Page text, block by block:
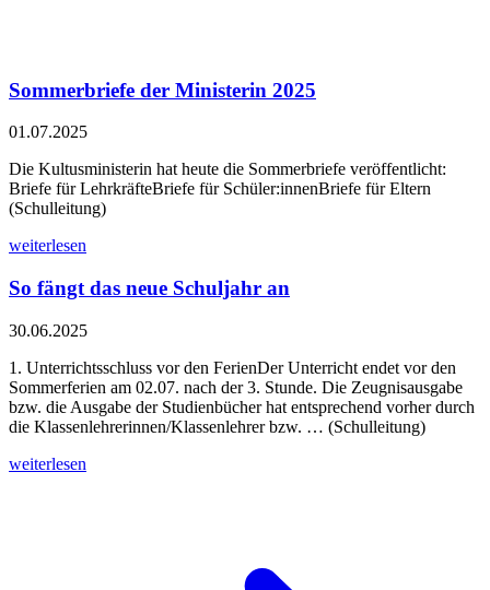
Sommerbriefe der Ministerin 2025
01.07.2025
Die Kultusministerin hat heute die Sommerbriefe veröffentlicht:
Briefe für LehrkräfteBriefe für Schüler:innenBriefe für Eltern
(Schulleitung)
weiterlesen
So fängt das neue Schuljahr an
30.06.2025
1. Unterrichtsschluss vor den FerienDer Unterricht endet vor den
Sommerferien am 02.07. nach der 3. Stunde. Die Zeugnisausgabe
bzw. die Ausgabe der Studienbücher hat entsprechend vorher durch
die Klas­senlehrerinnen/Klassenlehrer bzw. … (Schulleitung)
weiterlesen